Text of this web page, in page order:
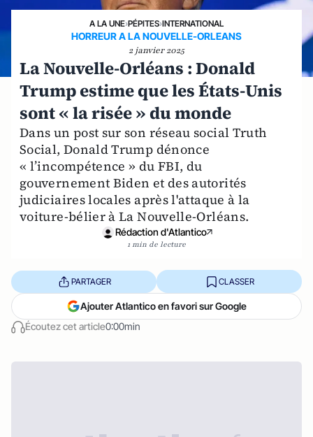
A LA UNE›PÉPITES›INTERNATIONAL
HORREUR A LA NOUVELLE-ORLEANS
2 janvier 2025
La Nouvelle-Orléans : Donald
Trump estime que les États-Unis
sont « la risée » du monde
Dans un post sur son réseau social Truth
Social, Donald Trump dénonce
« l’incompétence » du FBI, du
gouvernement Biden et des autorités
judiciaires locales après l'attaque à la
voiture-bélier à La Nouvelle-Orléans.
Rédaction d'Atlantico
1 min de lecture
Écoutez cet article0:00min
PARTAGER CLASSER
Ajouter Atlantico en favori sur Google